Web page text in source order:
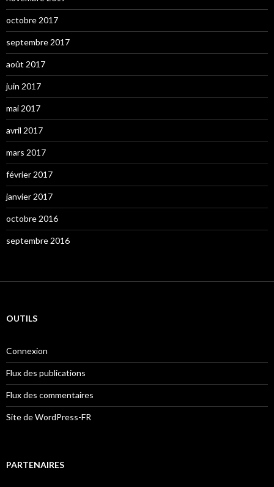
octobre 2017
septembre 2017
août 2017
juin 2017
mai 2017
avril 2017
mars 2017
février 2017
janvier 2017
octobre 2016
septembre 2016
OUTILS
Connexion
Flux des publications
Flux des commentaires
Site de WordPress-FR
PARTENAIRES